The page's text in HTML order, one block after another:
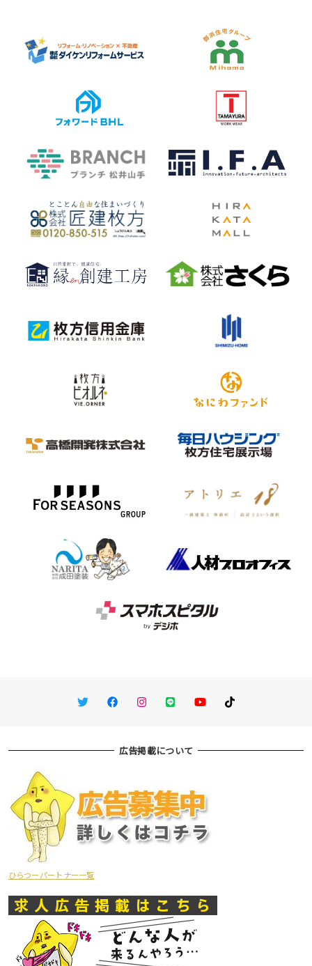
TwitterFacebookInstagram
LINE You TubeTikTok
広告掲載について
ひらつーパートナー一覧